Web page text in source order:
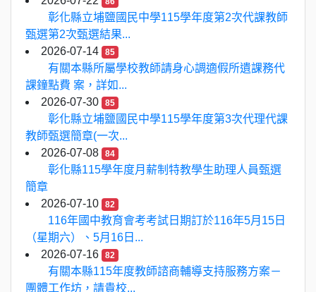
彰化縣立埔鹽國民中學115學年度第2次代課教師
甄選第2次甄選結果...
2026-07-14
85
有關本縣所屬學校教師請身心調適假所遺課務代
課鐘點費 案，詳如...
2026-07-30
85
彰化縣立埔鹽國民中學115學年度第3次代理代課
教師甄選簡章(一次...
2026-07-08
84
彰化縣115學年度月薪制特教學生助理人員甄選
簡章
2026-07-10
82
116年國中教育會考考試日期訂於116年5月15日
（星期六）、5月16日...
2026-07-16
82
有關本縣115年度教師諮商輔導支持服務方案－
團體工作坊，請貴校...